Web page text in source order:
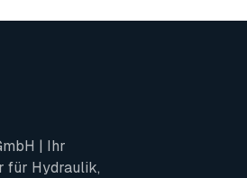
| Ihr
für Hydraulik,